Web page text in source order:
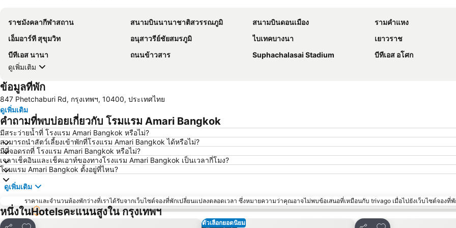
ราชมังคลากีฬาสถาน สนามบินนานาชาติสวรรณภูมิ สนามบินดอนเมือง
รามคำแหง
เอ็มอาร์ที สุขุมวิท
อนุสาวรีย์ชัยสมรภูมิ ไบเทคบางนา
เยาวราช
บีทีเอส นานา
ถนนข้าวสาร Suphachalasai Stadium
บีทีเอส อโศก
ดูเพิ่มเติม
ข้อมูลที่พัก
847 Phetchaburi Rd, กรุงเทพฯ, 10400, ประเทศไทย
ดูเพิ่มเติม
คำถามที่พบบ่อยเกี่ยวกับ โรมแรม Amari Bangkok
มีสระว่ายน้ำที่ โรงแรม Amari Bangkok หรือไม่?
สามารถนำสัตว์เลี้ยงเข้าพักที่โรงแรม Amari Bangkok ได้หรือไม่?
มีที่จอดรถที่ โรงแรม Amari Bangkok หรือไม่?
เวลาเช็คอินและเช็คเอาท์ของทางโรงแรม Amari Bangkok เป็นเวลากี่โมง?
โรมแรม Amari Bangkok ตั้งอยู่ที่ไหน?
ดูเพิ่มเติม
ราคาและจำนวนห้องพักว่างที่เราได้รับจากเว็บไซต์จองที่พักเปลี่ยนแปลงตลอดเวลา ซึ่งหมายความว่าคุณอาจไม่พบข้อเสนอที่เหมือนกับ trivago เมื่อไปยังเว็บไซต์จองที่
หนึ่งในHotelsคะแนนสูงใน กรุงเทพฯ
เพิ่มในรายการโปรด ตัวเลือกยอดนิยม
เพิ่มในรายการโปรด เพิ่มในรายการโปรด